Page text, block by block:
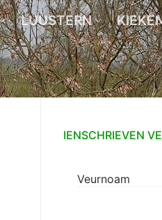
LUUSTERN
Zoeken naar:
IENSCHRIEVEN
Veurnoam